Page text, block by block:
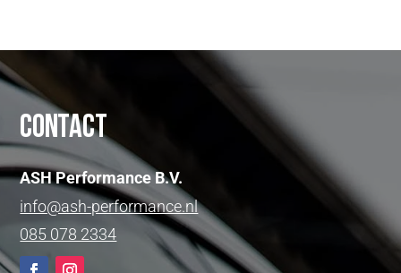
Contact
ASH Performance B.V.
info@ash-performance.nl
085 078 2334